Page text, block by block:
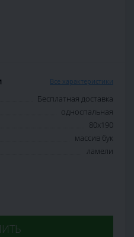
Все характеристики
Бесплатная доставка
односпальная
80х190
массив бук
ламели